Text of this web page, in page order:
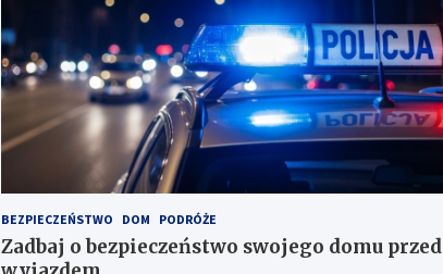
BEZPIECZEŃSTWO DOM PODRÓŻE
Zadbaj o bezpieczeństwo swojego domu przed